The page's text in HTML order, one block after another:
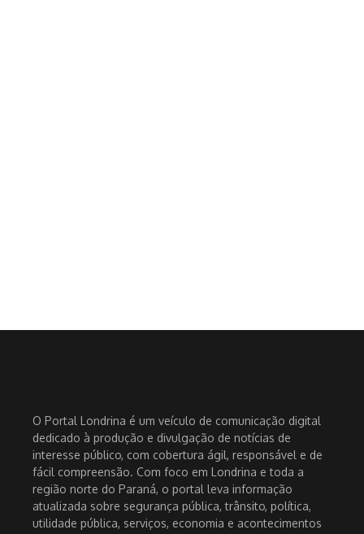
O Portal Londrina é um veículo de comunicação digital
dedicado à produção e divulgação de notícias de
interesse público, com cobertura ágil, responsável e de
fácil compreensão. Com foco em Londrina e toda a
região norte do Paraná, o portal leva informação
atualizada sobre segurança pública, trânsito, política,
utilidade pública, serviços, economia e acontecimentos